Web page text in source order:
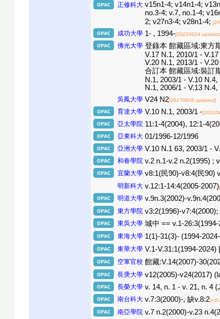
正修科大 v15n1-4; v14n1-4;
no.3-4; v.7, no.1-4;
2; v27n3-4; v28n1-4;
成功大學 1- , 1994-[20220624
佛光大學 登錄本 館藏區域:東方
V.17 N.1, 2010/1 -
V.20 N.1, 2013/1 -
合訂本 館藏區域:裝訂
N.1, 2003/1 - V.10
N.1, 2006/1 - V.13
吳鳳大學 V24 N2[20170828 updated]
育達大學 V.10 N.1, 2003/1 -
亞太學院 11:1-4(2004), 12:1-
亞東科大 01/1996-12/1996
亞洲大學 V.10 N.1 63, 2003/1 -
和春學院 v.2 n.1-v.2 n.2(1995) ;
宜蘭大學 v8:1(民90)-v8:4(民90)
明新科大 v.12:1-14:4(2005-2007)
明道大學 v.9n.3(2002)-
東方學院 v3:2(1996)-
東吳大學 城中 == v.1-
東海大學 1(1)-31(3)- (1994-
東華大學 V.1-V.31:1(1994-2024)
空軍官校 館藏:V.14(2007)-
長庚大學 v12(2005)-v24(2017)
長榮大學 v. 14, n. 1 - v. 21, n. 4
南台科大 v.7:3(2000)-, 缺v.8:2
南亞學院 v.7 n.2(2000)-v.23